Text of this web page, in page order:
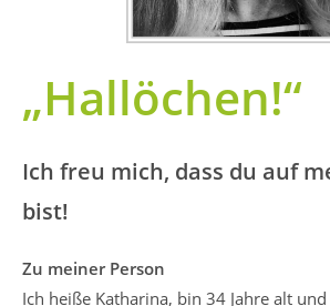
„Hallöchen!“
Ich freu mich, dass du auf
bist!
Zu meiner Person
Ich heiße Katharina, bin 34 Jahre alt